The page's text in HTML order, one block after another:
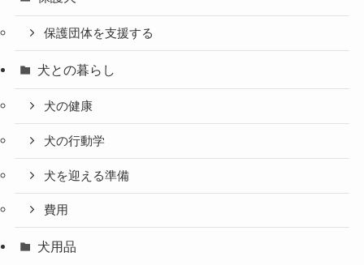
保護団体を支援する
犬との暮らし
犬の健康
犬の行動学
犬を迎える準備
費用
犬用品